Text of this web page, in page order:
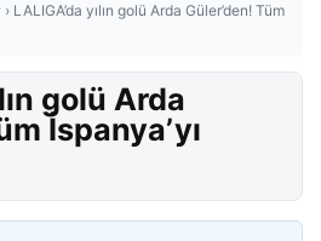
› LALIGA’da yılın golü Arda Güler’den! Tüm
golü Arda
İspanya’yı